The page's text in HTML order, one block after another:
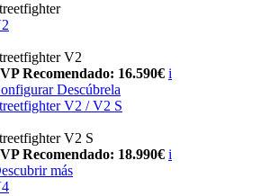
V2
Recomendado: 16.590€ i
Descúbrela
V2 / V2 S
V2 S
Recomendado: 18.990€ i
más